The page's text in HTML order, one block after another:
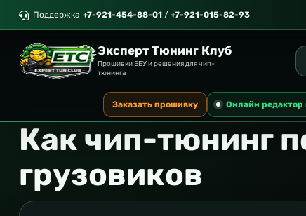
Поддержка +7-921-454-88-01 / +7-921-015-82-93
Эксперт Тюнинг Клуб
Прошивки ЭБУ и решения для чип-
тюнинга
Заказать прошивку Онлайн редактор
Как чип-тюнинг
грузовиков